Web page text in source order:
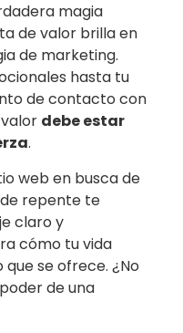
magia
de valor brilla en
de marketing.
hasta tu
de contacto con
debe estar
.
web en busca de
repente te
claro y
cómo tu vida
se ofrece. ¿No
de una